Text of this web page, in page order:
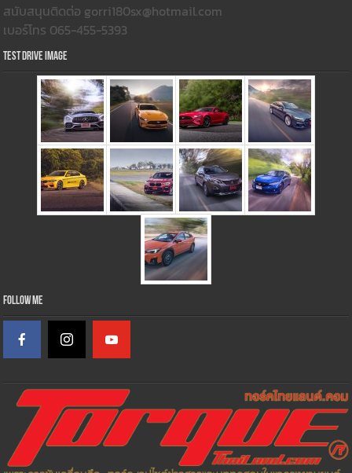
สนับสนุนติดต่อ gorri180sx@hotmail.com
เบอร์โทร 065-455-5393
Test Drive Image
Follow Me